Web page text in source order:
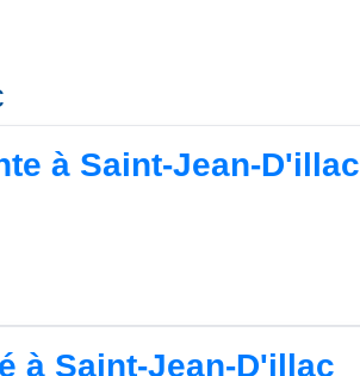
à Saint-Jean-D'illac
à Saint-Jean-D'illac